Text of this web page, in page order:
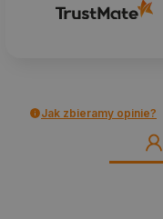
Jak zbieramy opinie?